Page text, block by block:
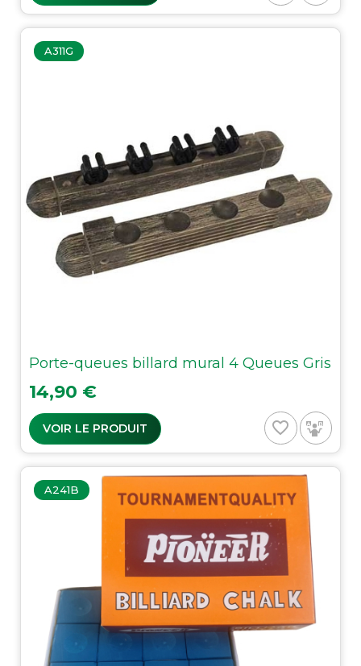
A311G
Porte-queues billard mural 4 Queues Gris
Prix
14,90 €
VOIR LE PRODUIT favorite_border
A241B